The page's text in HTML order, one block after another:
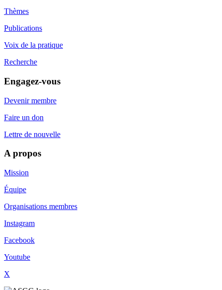
Thèmes
Publications
Voix de la pratique
Recherche
Engagez-vous
Devenir membre
Faire un don
Lettre de nouvelle
A propos
Mission
Équipe
Organisations membres
Instagram
Facebook
Youtube
X